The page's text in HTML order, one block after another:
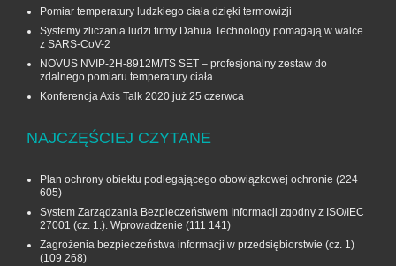
Pomiar temperatury ludzkiego ciała dzięki termowizji
Systemy zliczania ludzi firmy Dahua Technology pomagają w walce
z SARS-CoV-2
NOVUS NVIP-2H-8912M/TS SET – profesjonalny zestaw do
zdalnego pomiaru temperatury ciała
Konferencja Axis Talk 2020 już 25 czerwca
NAJCZĘŚCIEJ CZYTANE
Plan ochrony obiektu podlegającego obowiązkowej ochronie (224
605)
System Zarządzania Bezpieczeństwem Informacji zgodny z ISO/IEC
27001 (cz. 1.). Wprowadzenie (111 141)
Zagrożenia bezpieczeństwa informacji w przedsiębiorstwie (cz. 1)
(109 268)